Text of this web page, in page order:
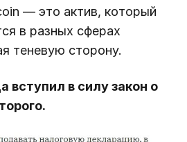
— это актив, который
в разных сферах
теневую сторону.
вступил в силу закон о